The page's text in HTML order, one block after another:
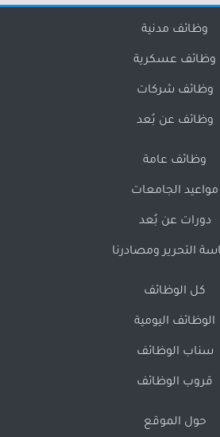
وظائف مدنية
وظائف عسكرية
وظائف شركات
وظائف عن بُعد
وظائف عامة
مواعيد الجامعات
دورات عن بُعد
التحرير ومصادرنا
كل الوظائف
الوظائف اليومية
سناب الوظائف
قروب الوظائف
حول الموقع